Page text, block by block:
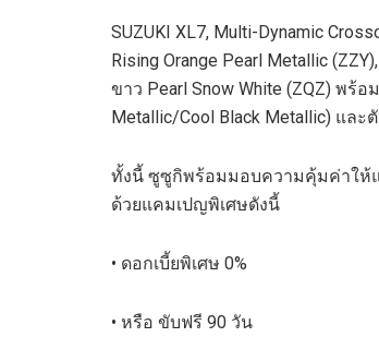
SUZUKI XL7, Multi-Dynamic
Rising Orange Pearl Metallic (ZZY),
ขาว Pearl Snow White (ZQZ) พร้อ
Metallic/Cool Black Metallic) และ
ทั้งนี้ ซูซูกิพร้อมมอบความคุ้มค่าให้แ
ด้วยแคมเปญพิเศษดังนี้
• ดอกเบี้ยพิเศษ 0%
• หรือ ขับฟรี 90 วัน